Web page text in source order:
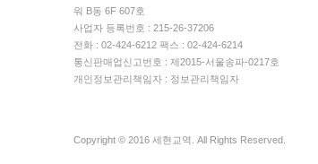
워 B동 6F 607호
사업자 등록번호 : 215-26-37206
전화 : 02-424-6212 팩스 : 02-424-6214
통신판매업신고번호 : 제2015-서울송파-0217호
개인정보관리책임자 : 정보관리책임자
Copyright © 2016 세현교역. All Rights Reserved.